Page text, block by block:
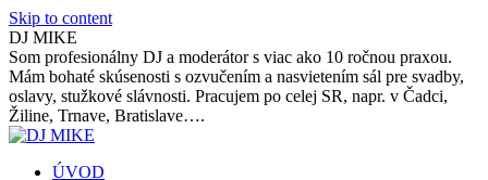
Skip to content
DJ MIKE
Som profesionálny DJ a moderátor s viac ako 10 ročnou praxou.
Mám bohaté skúsenosti s ozvučením a nasvietením sál pre svadby,
oslavy, stužkové slávnosti. Pracujem po celej SR, napr. v Čadci,
Žiline, Trnave, Bratislave….
ÚVOD